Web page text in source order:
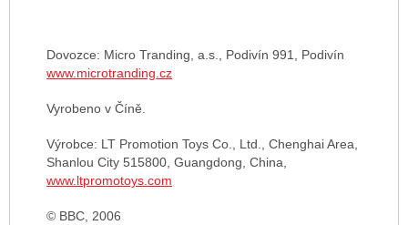
Dovozce: Micro Tranding, a.s., Podivín 991, Podivín
www.microtranding.cz
Vyrobeno v Číně.
Výrobce: LT Promotion Toys Co., Ltd., Chenghai Area,
Shanlou City 515800, Guangdong, China,
www.ltpromotoys.com
© BBC, 2006